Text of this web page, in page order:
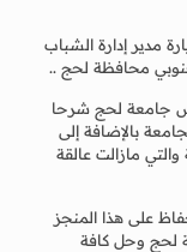
مدير إدارة الشباب
محافظة لحج ..
جامعة لحج شرحا
بالإضافة إلى
مازالت عالقة
على هذا المنجز
لحج وحل كافة